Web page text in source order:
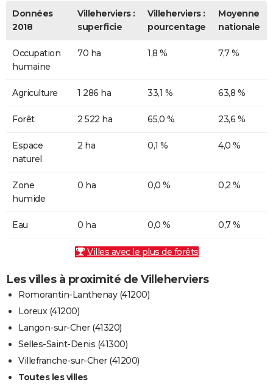
Données
2018
Villeherviers :
superficie
Villeherviers :
pourcentage
Moyenne
nationale
Occupation
humaine
70 ha 1,8 % 7,7 %
Agriculture 1 286 ha 33,1 % 63,8 %
Forêt 2 522 ha 65,0 % 23,6 %
Espace
naturel
2 ha 0,1 % 4,0 %
Zone
humide
0 ha 0,0 % 0,2 %
Eau 0 ha 0,0 % 0,7 %
Villes avec le plus de forêts
Les villes à proximité de Villeherviers
Romorantin-Lanthenay (41200)
Loreux (41200)
Langon-sur-Cher (41320)
Selles-Saint-Denis (41300)
Villefranche-sur-Cher (41200)
Toutes les villes